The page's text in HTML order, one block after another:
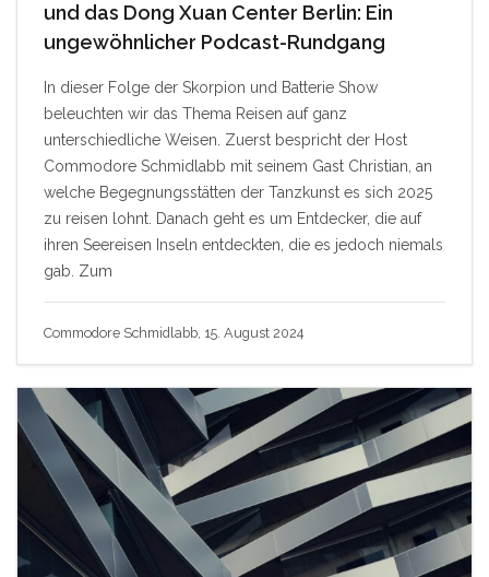
und das Dong Xuan Center Berlin: Ein
ungewöhnlicher Podcast-Rundgang
In dieser Folge der Skorpion und Batterie Show
beleuchten wir das Thema Reisen auf ganz
unterschiedliche Weisen. Zuerst bespricht der Host
Commodore Schmidlabb mit seinem Gast Christian, an
welche Begegnungsstätten der Tanzkunst es sich 2025
zu reisen lohnt. Danach geht es um Entdecker, die auf
ihren Seereisen Inseln entdeckten, die es jedoch niemals
gab. Zum
Commodore Schmidlabb, 15. August 2024